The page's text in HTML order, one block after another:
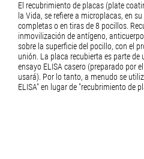
El recubrimiento de placas (plate
la Vida, se refiere a microplacas, en
completas o en tiras de 8 pocillos.
inmovilización de antígeno,
sobre la superficie del pocillo, con el
unión. La placa recubierta es parte de
ensayo ELISA casero (preparado por
usará). Por lo tanto, a menudo se
ELISA" en lugar de "recubrimiento de